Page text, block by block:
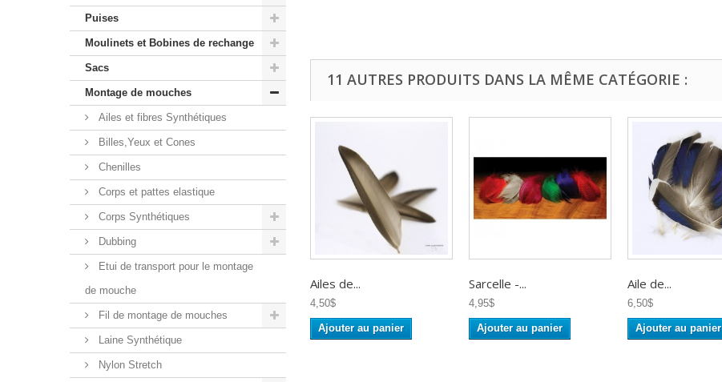
Puises
Moulinets et Bobines de rechange
Sacs
Montage de mouches
Ailes et fibres Synthétiques
Billes,Yeux et Cones
Chenilles
Corps et pattes elastique
Corps Synthétiques
Dubbing
Etui de transport pour le montage
de mouche
Fil de montage de mouches
Laine Synthétique
Nylon Stretch
11 AUTRES PRODUITS DANS LA MÊME CATÉGORIE :
Ailes de...
4,50$
Ajouter au panier
Sarcelle -...
4,95$
Ajouter au panier
Aile de...
6,50$
Ajouter au panier